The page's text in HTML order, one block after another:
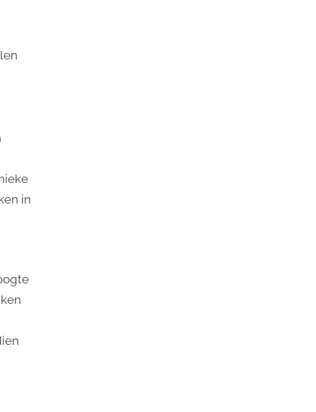
in